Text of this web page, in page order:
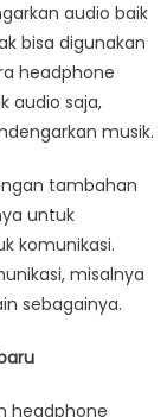
audio baik
bisa digunakan
headphone
audio saja,
musik.
tambahan
untuk
komunikasi.
misalnya
sebagainya.
headphone